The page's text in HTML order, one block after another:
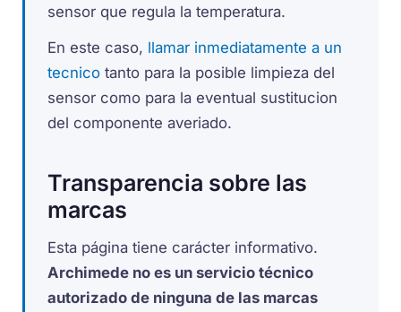
sensor que regula la temperatura.
En este caso, llamar inmediatamente a un
tecnico tanto para la posible limpieza del
sensor como para la eventual sustitucion
del componente averiado.
Transparencia sobre las
marcas
Esta página tiene carácter informativo.
Archimede no es un servicio técnico
autorizado de ninguna de las marcas